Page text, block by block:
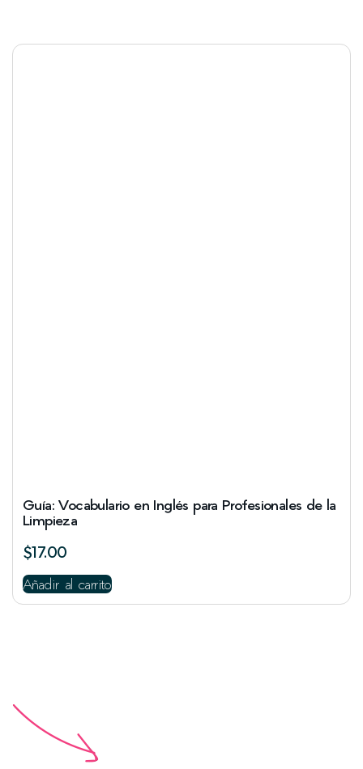
Guía: Vocabulario en Inglés para Profesionales de la
Limpieza
$17.00
Añadir al carrito